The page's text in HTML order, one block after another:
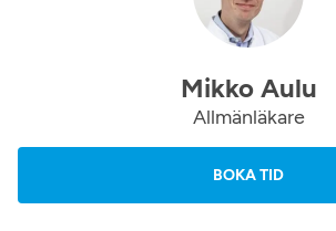
Mikko Aulu
Allmänläkare
BOKA TID